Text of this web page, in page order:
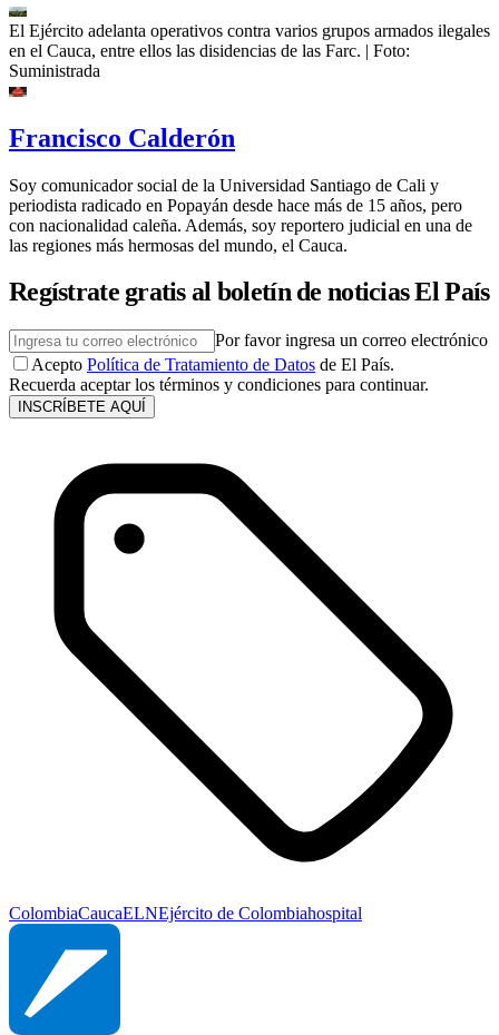
El Ejército adelanta operativos contra varios grupos armados ilegales
en el Cauca, entre ellos las disidencias de las Farc. | Foto:
Suministrada
Francisco Calderón
Soy comunicador social de la Universidad Santiago de Cali y
periodista radicado en Popayán desde hace más de 15 años, pero
con nacionalidad caleña. Además, soy reportero judicial en una de
las regiones más hermosas del mundo, el Cauca.
Regístrate gratis al boletín de noticias El País
Por favor ingresa un correo electrónico
Acepto Política de Tratamiento de Datos de El País.
Recuerda aceptar los términos y condiciones para continuar.
INSCRÍBETE AQUÍ
ColombiaCaucaELNEjército de Colombiahospital